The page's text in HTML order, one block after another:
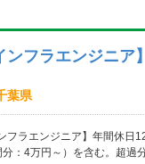
ンフラエンジニ
葉県
ンフラエンジニア】年間休
分：4万円～）を含む。超過